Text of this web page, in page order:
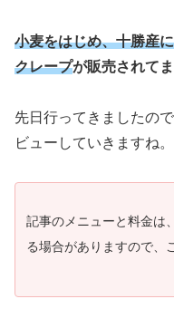
小麦をはじめ、十勝産
クレープが販売されてま
先日行ってきましたの
ビューしていきますね。
記事のメニューと料金は
る場合がありますので、